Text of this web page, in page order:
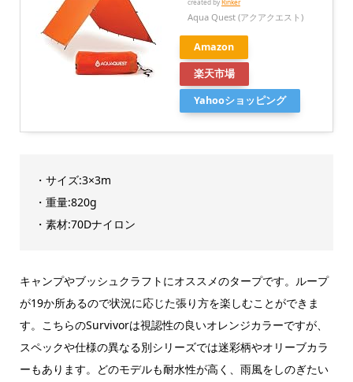
created by Rinker
Aqua Quest (アクアクエスト)
Amazon
楽天市場
Yahooショッピング
・サイズ:3×3m
・重量:820g
・素材:70Dナイロン
キャンプやブッシュクラフトにオススメのタープです。ループ
が19か所あるので状況に応じた張り方を楽しむことができま
す。こちらのSurvivorは視認性の良いオレンジカラーですが、
スペックや仕様の異なる別シリーズでは迷彩柄やオリーブカラ
ーもあります。どのモデルも耐水性が高く、雨風をしのぎたい